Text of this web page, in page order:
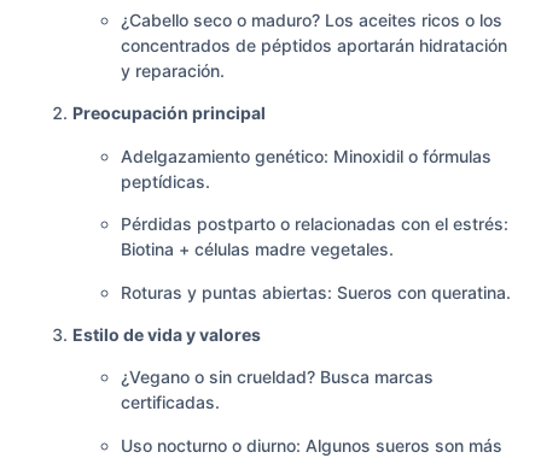
¿Cabello seco o maduro? Los aceites ricos o los
concentrados de péptidos aportarán hidratación
y reparación.
Preocupación principal
Adelgazamiento genético: Minoxidil o fórmulas
peptídicas.
Pérdidas postparto o relacionadas con el estrés:
Biotina + células madre vegetales.
Roturas y puntas abiertas: Sueros con queratina.
Estilo de vida y valores
¿Vegano o sin crueldad? Busca marcas
certificadas.
Uso nocturno o diurno: Algunos sueros son más